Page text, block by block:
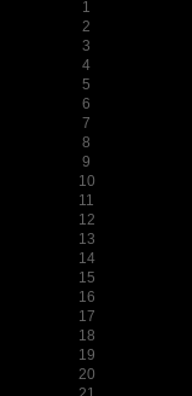
1
2
3
4
5
6
7
8
9
10
11
12
13
14
15
16
17
18
19
20